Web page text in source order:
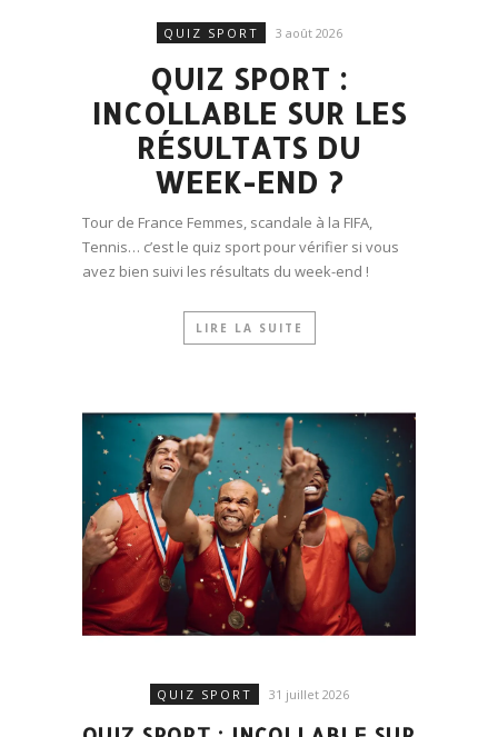
QUIZ SPORT 3 août 2026
QUIZ SPORT :
INCOLLABLE SUR LES
RÉSULTATS DU
WEEK-END ?
Tour de France Femmes, scandale à la FIFA,
Tennis… c’est le quiz sport pour vérifier si vous
avez bien suivi les résultats du week-end !
LIRE LA SUITE
QUIZ SPORT 31 juillet 2026